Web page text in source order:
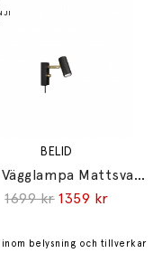
BELID
Cato Vägglampa Mattsvart/Mässing
1699 kr 1359 kr
belysning och tillverkar